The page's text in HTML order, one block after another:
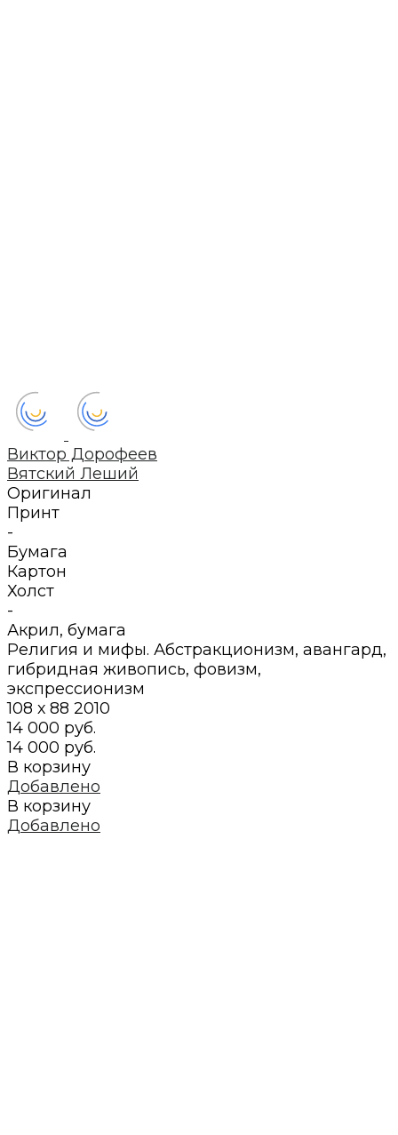
Виктор Дорофеев
Вятский Леший
Оригинал
Принт
-
Бумага
Картон
Холст
-
Акрил, бумага
Религия и мифы. Абстракционизм, авангард,
гибридная живопись, фовизм,
экспрессионизм
108 х 88 2010
14 000 руб.
14 000 руб.
В корзину
Добавлено
В корзину
Добавлено